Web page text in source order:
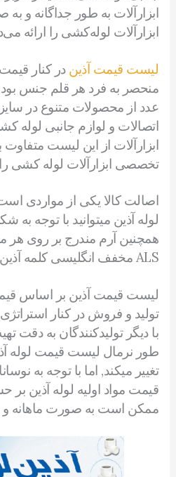
ابزارآلات به طور جداگانه و
ابزارآلات لوله‌کشی را ارائه
لیست قیمت آذین در کنار
عدد از محصولات متنوع در
اتصالات و لوازم جانبی
ابزارآلات از این لیست
تخصصی ابزارآلات لوله کشی را
اصالت کالا یکی از مواردی
لوله آذین میتوانید با توجه
همچنین آرم مندرج بر روی
ALS مخفف انگلیسی کلمه آذین لوله سپاهان است.
لیست قیمت آذین بر اساس
تولید و فروش در کنار
با دیگر تولیدکنندگان به دقت
طور نرمال لیست قیمت لوله
تغییر میکند, اما با توجه به
قیمت مواد اولیه لوله آذین بر
ممکن است به صورت ماهانه و